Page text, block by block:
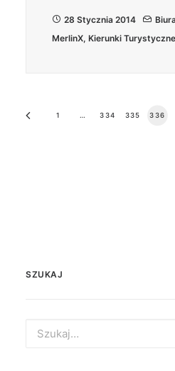
28 Stycznia 2014
MerlinX, Kierunki Turystyczne
1 … 334 335 336
SZUKAJ
for: